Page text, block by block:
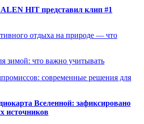
HIT представил клип #1
отдыха на природе — что
зимой: что важно учитывать
современные решения для
Вселенной: зафиксировано
источников